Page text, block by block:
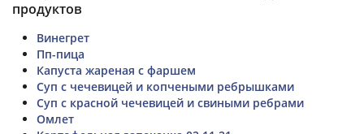
продуктов
Винегрет
Пп-пица
Капуста жареная с фаршем
Суп с чечевицей и копчеными ребрышками
Суп с красной чечевицей и свиными ребрами
Омлет